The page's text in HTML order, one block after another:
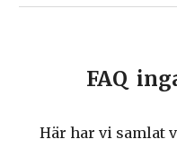
FAQ
Här har vi samlat